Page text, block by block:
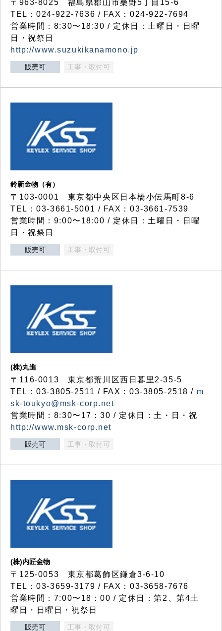
〒963-8025 福島県郡山市桑野5丁目15-6
TEL：024-922-7636 / FAX：024-922-7694
営業時間：8:30〜18:30 / 定休日：土曜日・日曜
日・祝祭日
http://www.suzukikanamono.jp
販売可 工事・取付可
鈴新金物（有）
〒103-0001 東京都中央区日本橋小伝馬町8-6
TEL：03-3661-5001 / FAX：03-3661-7539
営業時間：9:00〜18:00 / 定休日：土曜日・日曜
日・祝祭日
販売可 工事・取付可
(株)丸進
〒116-0013 東京都荒川区西日暮里2-35-5
TEL：03-3805-2511 / FAX：03-3805-2518 / m
sk-toukyo@msk-corp.net
営業時間：8:30〜17：30 / 定休日：土・日・祝
http://www.msk-corp.net
販売可 工事・取付可
(株)内匠金物
〒125-0053 東京都葛飾区鎌倉3-6-10
TEL：03-3659-3179 / FAX：03-3658-7676
営業時間：7:00〜18：00 / 定休日：第2、第4土
曜日・日曜日・祝祭日
販売可 工事・取付可